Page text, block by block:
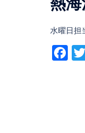
水曜日担